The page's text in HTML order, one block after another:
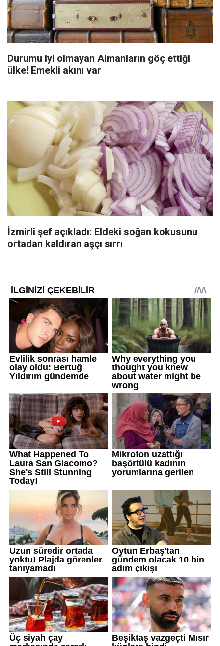
Durumu iyi olmayan Almanların göç ettiği
ülke! Emekli akını var
İzmirli şef açıkladı: Eldeki soğan kokusunu
ortadan kaldıran aşçı sırrı